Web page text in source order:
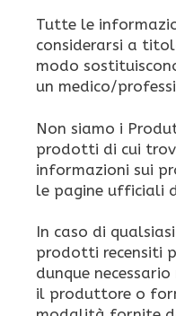
Tutte le
considerarsi a
modo
un medico/
Non siamo i
prodotti di cui
informazioni sui
le pagine ufficiali
In caso di
prodotti recensiti
dunque
il produttore o